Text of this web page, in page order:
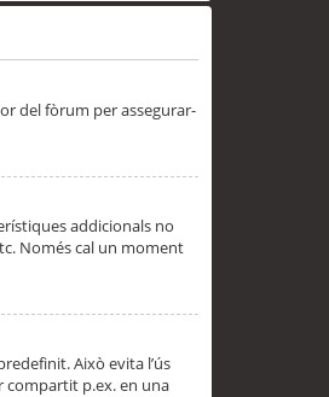
del fòrum per assegurar-
addicionals no
Només cal un moment
Això evita l’ús
compartit p.ex. en una